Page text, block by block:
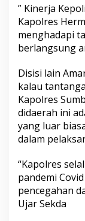
” Kinerja
Kapolres
menghadapi
berlangsung
Disisi lain
kalau
Kapolres
didaerah ini
yang luar
dalam
“Kapolres
pandemi
pencegahan
Ujar Sekda